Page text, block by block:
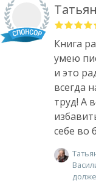
Книга
умею
и это
всегда
труд! А
себе во